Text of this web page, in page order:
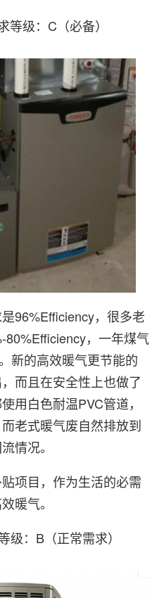
等级：C（必备）
96%Efficiency，很多老
，一年煤气
新的高效暖气更节能的
而且在安全性上也做了
用白色耐温PVC管道，
老式暖气废自然排放到
情况。
项目，作为生活的必需
暖气。
级：B（正常需求）